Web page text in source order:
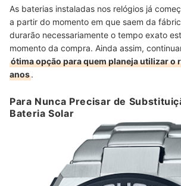
As baterias instaladas nos relógios já
a partir do momento em que saem da
durarão necessariamente o tempo exato
momento da compra. Ainda assim,
ótima opção para quem planeja utilizar o
anos.
Para Nunca Precisar de
Bateria Solar